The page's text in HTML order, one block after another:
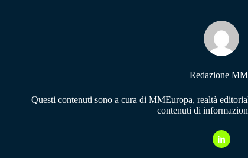
pp m
Redazione
Questi contenuti sono a cura di MMEuropa, realtà
contenuti di